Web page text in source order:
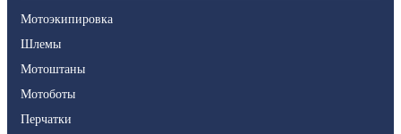
Мотоэкипировка
Шлемы
Мотоштаны
Мотоботы
Перчатки